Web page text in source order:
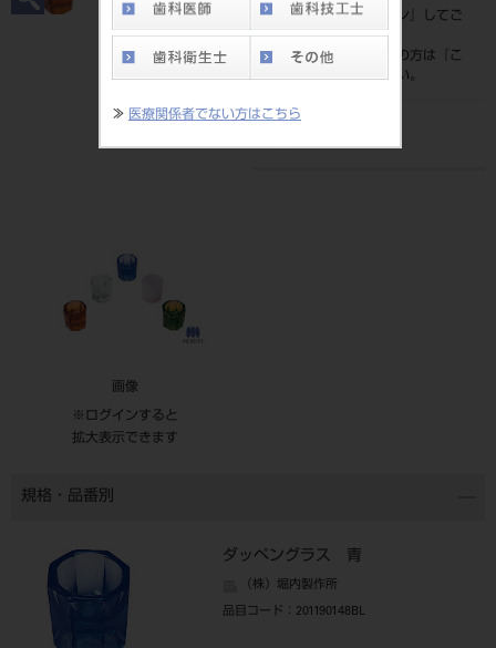
≫ 医療関係者でない方はこちら
価格の確認は『ログイン
』してご
覧ください。
ネット会員登録がまだの方は『
こ
ちら』より登録ください。
メーカー
（株）堀内製作所
画像
※ログインすると
拡大表示できます
規格・品番別
ダッペングラス 青
（株）堀内製作所
品目コード ：201190148BL